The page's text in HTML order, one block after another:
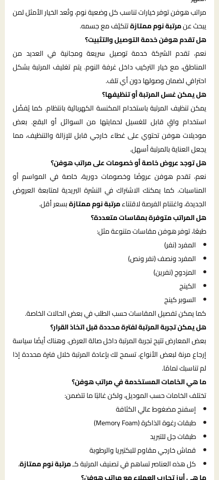
مراتب هوفن توفر خيارات تناسب كل وضعية نوم، وتُعد الخيار الأمثل لمن
يبحث عنمرتبة نوم ممتازةتتكيّف مع جسمه.
هل تقدم هوفن خدمة التوصيل والتثبيت؟
نعم، تقدم الشركة خدمة توصيل سريعة ومجانية في العديد من
المناطق، مع خيار التركيب داخل غرفة النوم. يتم تغليف المرتبة بشكل
احترافي لضمان وصولها دون أي تلف.
هل يمكن غسل المرتبة أو تنظيفها؟
يمكن تنظيف المرتبة باستخدام المكنسة الكهربائية بانتظام. كما يُفضّل
استخدام واقٍ قابل للغسيل لحمايتها من السوائل أو البقع. بعض
موديلات هوفن تحتوي على غطاء خارجي قابل للإزالة والتنظيف، مما
يجعل العناية بالمرتبة أسهل.
هل توجد عروض خاصة أو خصومات على مراتب هوفن؟
نعم، تقدم هوفن عروضًا وخصومات دورية، خاصة في المواسم أو
المناسبات. كما يمكنك الاشتراك في النشرة البريدية لمتابعة العروض
الجديدة، واغتنام الفرصة لاقتناءمرتبة نوم ممتازةبسعر أقل.
هل المراتب متوفرة بمقاسات متعددة؟
طبعًا، توفر هوفن مقاسات متنوعة مثل:
المفرد (نفر)
المفرد ونصف (نفر ونص)
المزدوج (نفرين)
الكينج
السوبر كينج
كما يمكن تفصيل المقاسات حسب الطلب في بعض الحالات الخاصة.
هل يمكن تجربة المرتبة لفترة محددة قبل اتخاذ القرار؟
بعض المعارض تتيح تجربة المرتبة داخل صالة العرض. وهناك أيضًا سياسة
إرجاع مرنة لبعض الأنواع، تسمح لك بإعادة المرتبة خلال فترة محددة إذا
لم تناسبك تمامًا.
ما هي الخامات المستخدمة في مراتب هوفن؟
تختلف الخامات حسب الموديل، ولكن غالبًا ما تتضمن:
إسفنج مضغوط عالي الكثافة
طبقات رغوة الذاكرة (Memory Foam)
طبقات جل للتبريد
قماش خارجي مقاوم للبكتيريا والرطوبة
كل هذه العناصر تساهم في تصنيف المرتبة كـمرتبة نوم ممتازة.